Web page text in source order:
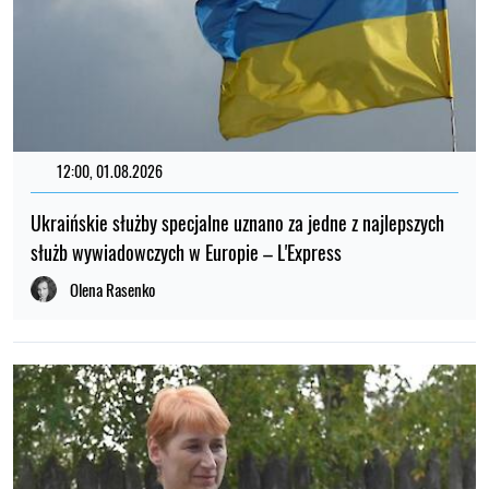
12:00, 01.08.2026
Ukraińskie służby specjalne uznano za jedne z najlepszych
służb wywiadowczych w Europie – L'Express
Olena Rasenko